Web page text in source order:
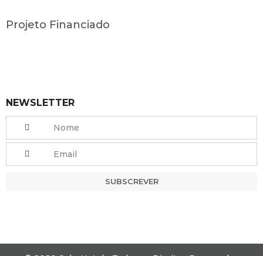
Projeto Financiado
NEWSLETTER
SUBSCREVER